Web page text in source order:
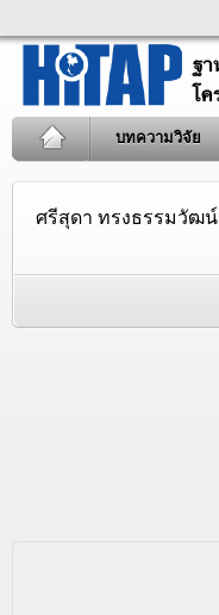
บทความวิจัย
ศรีสุดา ทรงธรรมวัฒน์